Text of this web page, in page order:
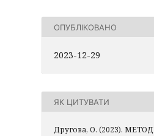
ОПУБЛІКОВАНО
2023-12-29
ЯК ЦИТУВАТИ
Другова, О. (2023).